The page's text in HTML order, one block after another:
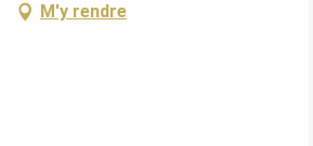
M'y rendre